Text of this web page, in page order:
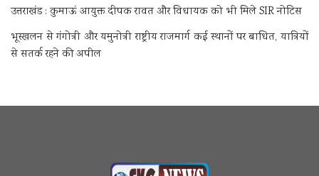
उत्तराखंड : कुमाऊं आयुक्त दीपक रावत और विधायक को भी मिले SIR नोटिस
भूस्खलन से गंगोत्री और यमुनोत्री राष्ट्रीय राजमार्ग कई स्थानों पर बाधित, यात्रियों
से सतर्क रहने की अपील